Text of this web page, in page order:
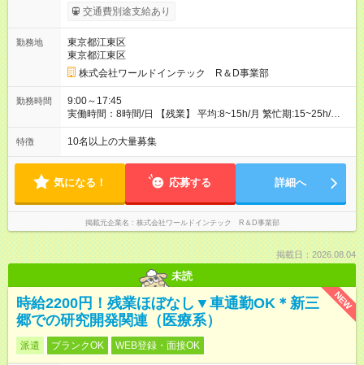
年2回分の帰省費用全額負担も! ※1 規定あり ※2 賞与年2回支給
（昨年度実績は約3.8ヶ月分）。 ★あなたの頑張りを給与に反
結果、配属先での評価などを給与に反映。研究者としての努力
がしっかり報われる体制です！ ◎残業代は別途全額支給いたし
ます。 ◎年齢、スキル、適性などを考慮のうえ決定します。
【試用期間】試用期間あり 試用期間の長さ：3ヶ月 雇用形態、
給与は本採用時と同じです。
交通費別途支給あり
勤務地
東京都江東区
東京都江東区
株式会社ワールドインテック R＆D事業部
勤務時間
9:00～17:45
実働時間：8時間/日 【残業】 平均:8~15h/⽉ 繁忙期:15~25h/⽉
※勤務日は⽕曜日～⼟曜日 ※担当プロジェクトによっては勤務時
間が異なる事もありますので、双方合意の上で決定いたしま
特徴 10名以上の大量募集
気になる！ 応募する 詳細へ
掲載元企業名 株式会社ワールドインテック R＆D事業部
掲載日：2026.08.04
未読
NEW
時給2200円！残業ほぼなし▼車通勤OK＊新三
郷での研究開発関連（医療系）
派遣 ブランクOK WEB登録・面接OK